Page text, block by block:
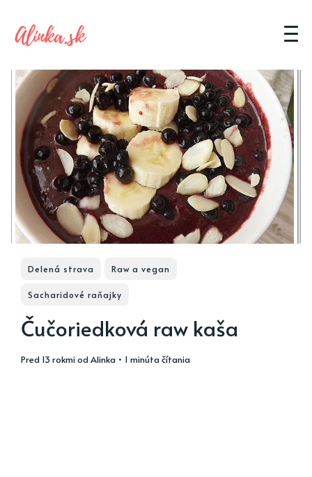
Delená strava Raw a vegan
Sacharidové raňajky
Čučoriedková raw kaša
pred 13 rokmiodAlinka • 1 minúta čítania